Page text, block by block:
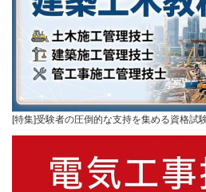
[特集]受験者の圧倒的な支持を集める資格